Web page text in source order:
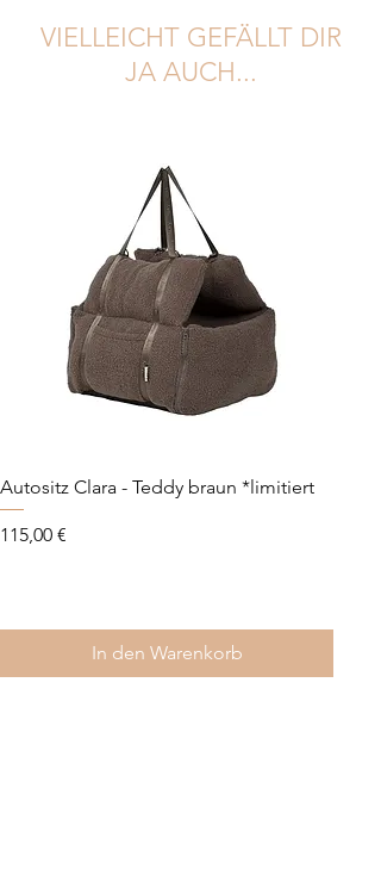
VIELLEICHT GEFÄLLT DIR
JA AUCH...
Autositz Clara - Teddy braun *limitiert
Preis
115,00 €
In den Warenkorb